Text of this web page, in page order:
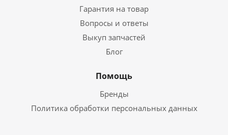
Гарантия на товар
Вопросы и ответы
Выкуп запчастей
Блог
Помощь
Бренды
Политика обработки персональных данных